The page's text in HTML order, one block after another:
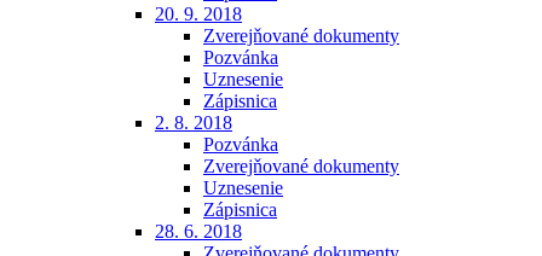
20. 9. 2018
Zverejňované dokumenty
Pozvánka
Uznesenie
Zápisnica
2. 8. 2018
Pozvánka
Zverejňované dokumenty
Uznesenie
Zápisnica
28. 6. 2018